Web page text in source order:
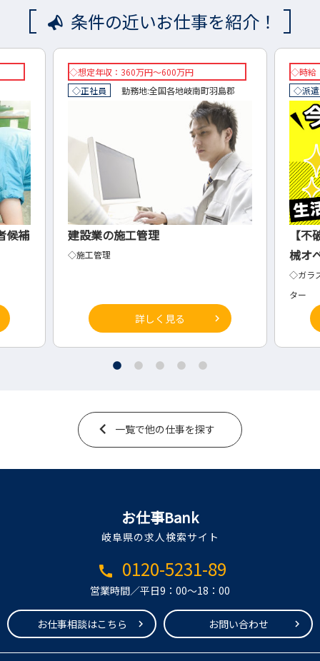
条件の近いお仕事を紹介！
◇時給：1700円～
◇派遣
勤務地:不破郡垂井町岐阜県
【不破郡垂井町】ガッツリ稼げる機
械オペレーター
詳しく見る
◇想
◇正
映
ィ
一覧で他の仕事を探す
お仕事Bank
岐阜県の求人検索サイト
call 0120-5231-89
営業時間／平日9：00～18：00
お仕事相談はこちら お問い合わせ